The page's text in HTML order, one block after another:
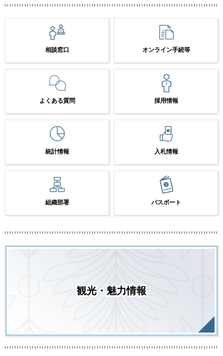
相談窓口 オンライン手続等
よくある質問 採用情報
統計情報 入札情報
組織部署 パスポート
観光・魅力情報